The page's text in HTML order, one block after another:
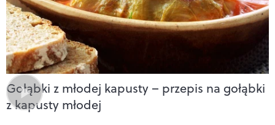
Gołąbki z młodej kapusty – przepis na gołąbki
z kapusty młodej